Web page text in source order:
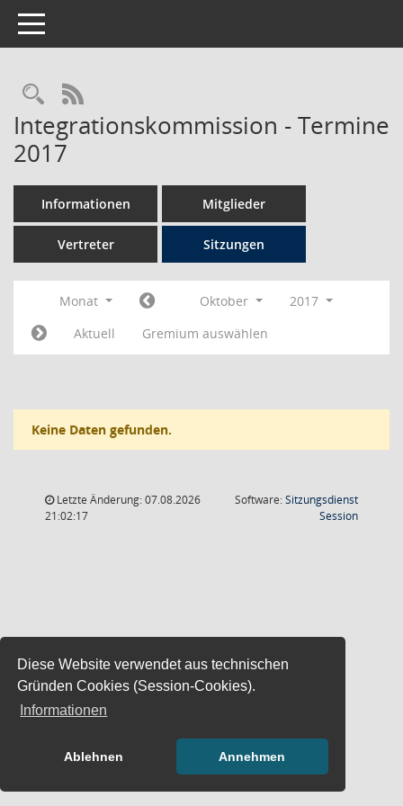
Diese Website verwendet aus technischen
Gründen Cookies (Session-Cookies).
Informationen
Ablehnen Annehmen
Toggle navigation
Rechercheauswahl
RSS-Feed
Integrationskommission - Termine
2017
Informationen Mitglieder
Vertreter Sitzungen
Monat Oktober
2017
Aktuell
Gremium auswählen
Keine Daten gefunden.
Letzte Änderung: 07.08.2026
21:02:17
Software:Sitzungsdienst
Session(Wird in